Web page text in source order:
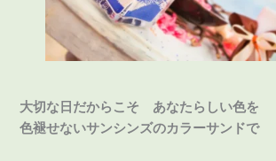
大切な日だからこそ あなたらしい色を
色褪せないサンシンズのカラーサンドで